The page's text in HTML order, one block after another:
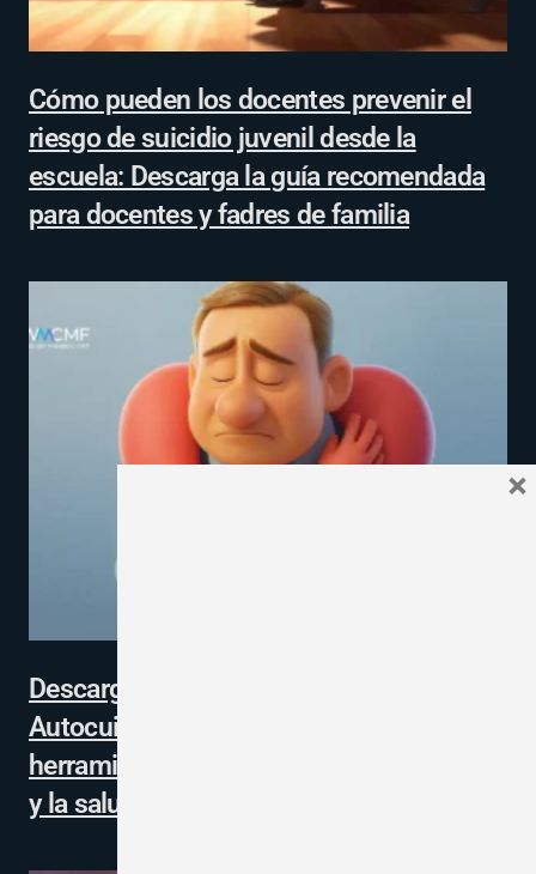
Cómo pueden los docentes prevenir el
riesgo de suicidio juvenil desde la
escuela: Descarga la guía recomendada
para docentes y fadres de familia
Descarga la guía de Mindfulness y
Autocuidado Emocional para Docentes:
herramientas esenciales para el bienestar
y la salud mental
×